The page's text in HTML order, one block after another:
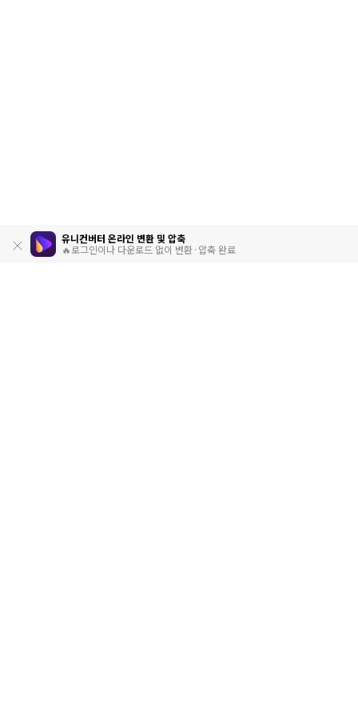
유니컨버터 온라인 변환 및 압축
🔥로그인이나 다운로드 없이 변환·압축 완료